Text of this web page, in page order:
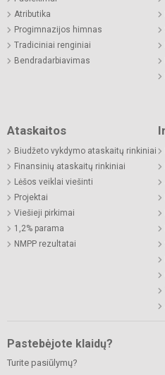
Atributika
Progimnazijos himnas
Tradiciniai renginiai
Bendradarbiavimas
Ataskaitos
Biudžeto vykdymo ataskaitų rinkiniai
Finansinių ataskaitų rinkiniai
Lėšos veiklai viešinti
Projektai
Viešieji pirkimai
1,2% parama
NMPP rezultatai
Pastebėjote klaidų?
Turite pasiūlymų?